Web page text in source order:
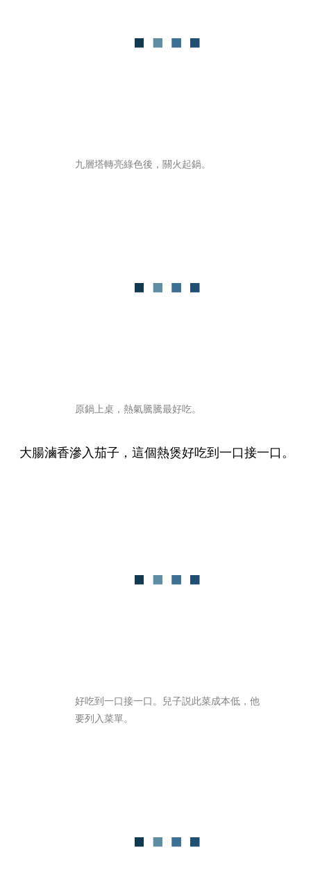
九層塔轉亮綠色後，關火起鍋。
原鍋上桌，熱氣騰騰最好吃。
大腸滷香滲入茄子，這個熱煲好吃到一口接一口。
好吃到一口接一口。兒子説此菜成本低，他
要列入菜單。